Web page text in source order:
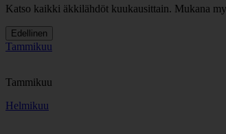
Katso kaikki äkkilähdöt kuukausittain. Mukana
Edellinen
Tammikuu
Tammikuu
Helmikuu